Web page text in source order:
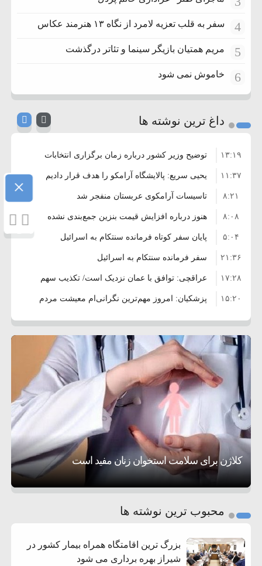
4 سفر به قلب تعزیه لامرد از نگاه ۱۳ هنرمند عکاس
5 مریم همتیان بازیگر سینما و تئاتر درگذشت
6 خاموش نمی شود
داغ ترین نوشته ها
توضیح وزیر کشور درباره زمان برگزاری انتخابات
شوراها
۱۳:۱۹
یحیی سریع: پالایشگاه آرامکو را هدف قرار دادیم ۱۱:۳۷
تاسیسات آرامکوی عربستان منفجر شد ۸:۲۱
هنوز درباره افزایش قیمت بنزین جمع‌بندی نشده
است/ کالا برگ قطعا افزایش می‌یابد
۸:۰۸
پایان سفر کوتاه فرمانده سنتکام به اسرائیل ۵:۰۴
سفر فرمانده سنتکام به اسرائیل ۲۱:۳۶
عراقچی: توافق با عمان نزدیک است/ تکذیب سهم
۱۱ درصدی ایران از خزر
۱۷:۲۸
پزشکیان: امروز مهم‌ترین نگرانی‌ام معیشت مردم
است
۱۵:۲۰
ترامپ: مذاکرات با تهران خوب پیش می‌رود ۸:۳۶
بازداشت سفیر پیشین فلسطین در لبنان به اتهام
فساد و اختلاس اموال
۱۰:۳۳
حادثه دریایی در نزدیکی سواحل عمان ۵:۱۷
معاون دفتر پزشکیان: ادعای استعفای رئیس‌جمهور
واهی و کذب محض است
۴:۴۱
زمان و تاریخ مذاکرات آمریکا و ایران هنوز نهایی
نشده است
۲۰:۳۹
وزیر جنگ آمریکا: ماشین جنگی ما آماده حمله
نظامی علیه ایران است
۶:۵۰
موافقت ترامپ با لغو حمله به ایران ۶:۲۱
کلاژن برای سلامت استخوان زنان مفید است
کمک خورشید به رفع ناترازی برق
تحسین کارگردان «جنگ و صلح» از سینمای ایران؛ روایتی از
عشق عمیق به مردم
3
محبوب ترین نوشته ها
بزرگ ترین اقامتگاه همراه بیمار کشور در
شیراز بهره برداری می شود
×